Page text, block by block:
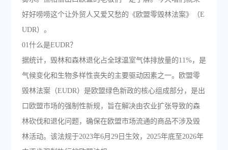
好好唠唠这个让外贸人又爱又愁的《欧盟零毁林法案》（E
UDR）。
01什么是EUDR？
据统计，毁林和森林退化占全球温室气体排放量的11%，是
气候变化和生物多样性丧失的主要驱动因素之一。欧盟零
毁林法案（EUDR）是欧盟绿色新政的核心组成部分，是出
口欧盟市场的强制性新规，旨在解决由农业扩张导致的森
林砍伐和退化问题，确保在欧盟市场流通的商品不涉及毁
林活动。该法规于2023年6月29日生效，2025年底至2026年